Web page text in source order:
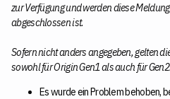
zur Verfügung und werden diese
abgeschlossen ist.
Sofern nicht anders angegeben, gelten
sowohl für Origin Gen1 als auch für Gen2.
Es wurde ein Problem behoben,